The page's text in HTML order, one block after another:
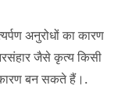
अनुरोधों का कारण
जैसे कृत्य किसी
कारण बन सकते हैं।.